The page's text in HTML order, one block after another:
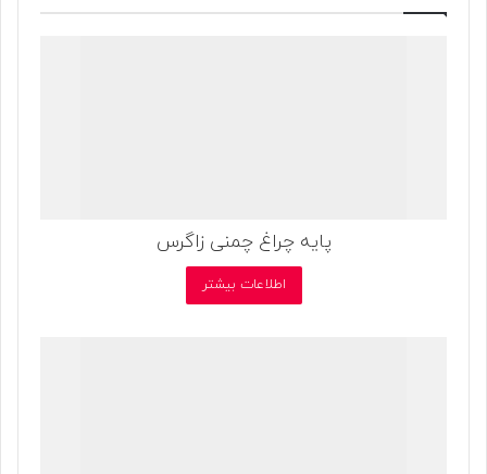
پایه چراغ چمنی زاگرس
اطلاعات بیشتر